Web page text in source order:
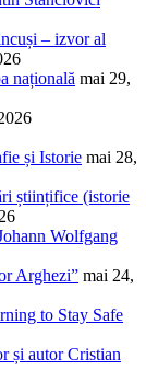
– izvor al
națională mai 29,
și Istorie mai 28,
științifice (istorie
Wolfgang
Arghezi” mai 24,
to Stay Safe
și autor Cristian